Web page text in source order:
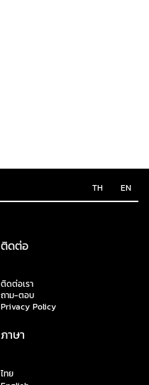
TH EN
ติดต่อ
ติดต่อเรา
ถาม-ตอบ
Privacy Policy
ภาษา
ไทย